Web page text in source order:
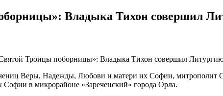
Владыка Тихон совершил
Веры, Надежды, Любови и матери их Софии,
в микрорайоне «Зареченский» города Орла.